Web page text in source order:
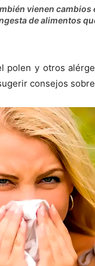
vienen
de alimentos
polen y otros
consejos